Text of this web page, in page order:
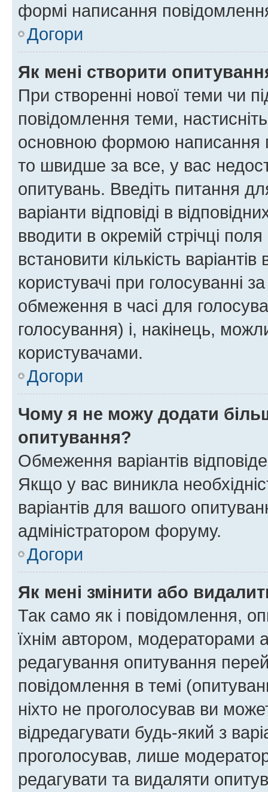
формі написання
Догори
Як мені створити
При створенні нової теми чи
повідомлення теми,
основною формою написання
то швидше за все, у вас
опитувань. Введіть питання
варіанти відповіді в
вводити в окремій стрічці
встановити кількість
користувачі при голосуванні
обмеження в часі для
голосування) і, накінець,
користувачами.
Догори
Чому я не можу додати
опитування?
Обмеження варіантів
Якщо у вас виникла
варіантів для вашого
адміністратором форуму.
Догори
Як мені змінити або
Так само як і повідомлення,
їхнім автором, модераторами
редагування опитування
повідомлення в темі
ніхто не проголосував ви
відредагувати будь-який з
проголосував, лише
редагувати та видаляти